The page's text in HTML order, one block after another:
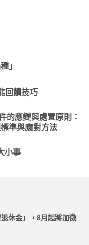
」
回饋技巧
的應變與處置原則：
準與應對方法
小事
休金」，8月起將加徵